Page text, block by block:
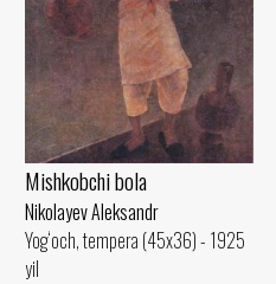
Mishkobchi bola
Nikolayev Aleksandr
Yog‘och, tempera (45x36) - 1925
yil